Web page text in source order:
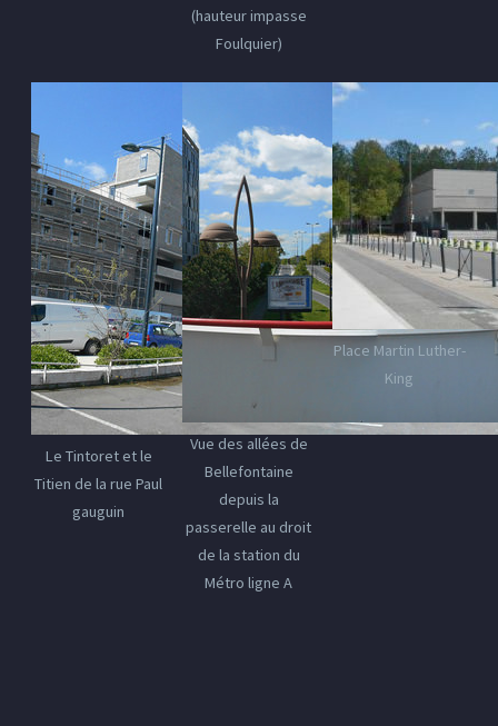
(hauteur impasse
Foulquier)
Le Tintoret et le
Titien de la rue Paul
gauguin
Vue des allées de
Bellefontaine
depuis la
passerelle au droit
de la station du
Métro ligne A
Place Martin Luther-
King